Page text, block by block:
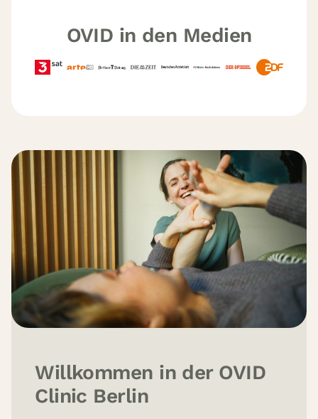
OVID in den Medien
Willkommen in der OVID
Clinic Berlin